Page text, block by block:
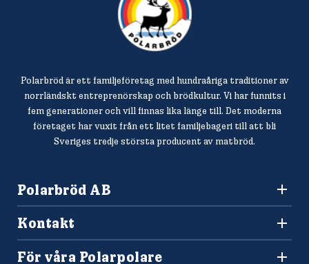
Polarbröd är ett familjeföretag med hundraåriga traditioner av
norrländskt entreprenörskap och brödkultur. Vi har funnits i
fem generationer och vill finnas lika länge till. Det moderna
företaget har vuxit från ett litet familjebageri till att bli
Sveriges tredje största producent av matbröd.
Polarbröd AB
010-450 60 00
info@polarbrod.se
Kontakt
Konsumentkontakt och reklamation
För våra Polarpolare